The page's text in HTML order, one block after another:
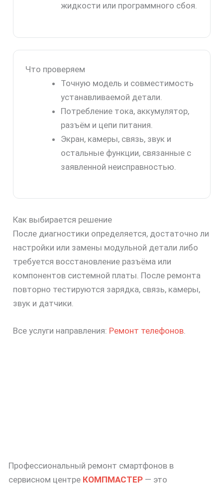
жидкости или программного сбоя.
Что проверяем
Точную модель и совместимость
устанавливаемой детали.
Потребление тока, аккумулятор,
разъём и цепи питания.
Экран, камеры, связь, звук и
остальные функции, связанные с
заявленной неисправностью.
Как выбирается решение
После диагностики определяется, достаточно ли
настройки или замены модульной детали либо
требуется восстановление разъёма или
компонентов системной платы. После ремонта
повторно тестируются зарядка, связь, камеры,
звук и датчики.
Все услуги направления: Ремонт телефонов.
Профессиональный ремонт смартфонов в
сервисном центре КОМПМАСТЕР — это